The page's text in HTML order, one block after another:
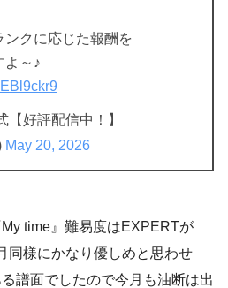
クに応じた報酬を
よ～♪
好評配信中！】
May 20, 2026
time』難易度はEXPERTが
同様にかなり優しめと思わせ
譜面でしたので今月も油断は出